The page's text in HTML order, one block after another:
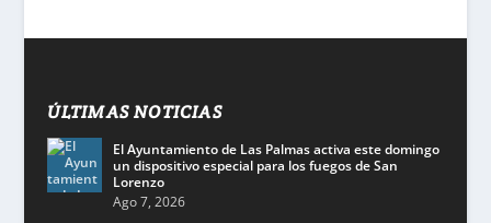
ÚLTIMAS NOTICIAS
El Ayuntamiento de Las Palmas activa este domingo
un dispositivo especial para los fuegos de San
Lorenzo
Ago 7, 2026